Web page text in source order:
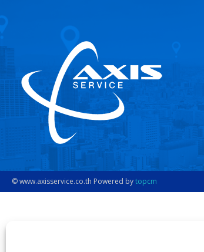
เชียงใหม่
© www.axisservice.co.th Powered bytopcm